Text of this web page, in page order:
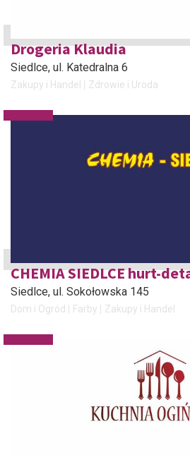
Drogeria Klaudia
Siedlce, ul. Katedralna 6
Zakupy i Handel Zdrowie i Uroda
CHEMIA SIEDLCE hurt-
Siedlce, ul. Sokołowska 145
Dom i Ogród Farby Zakupy i Handel